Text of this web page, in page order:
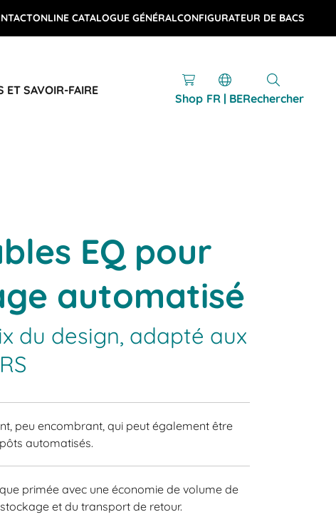
ONLINE CATALOGUE GÉNÉRALCONFIGURATEUR DE BACS
ET SAVOIR-FAIRE
Shop FR | BERechercher
EQ pour
automatisé
du design, adapté aux
peu encombrant, qui peut également être
automatisés.
primée avec une économie de volume de
et du transport de retour.